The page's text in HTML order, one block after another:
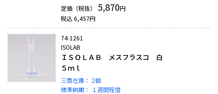
定価（税抜）
5,870円
税込 6,457円
74-1261
ISOLAB
ＩＳＯＬＡＢ メスフラスコ 白
５ｍｌ
三商在庫： 2個
標準納期：
１週間程度